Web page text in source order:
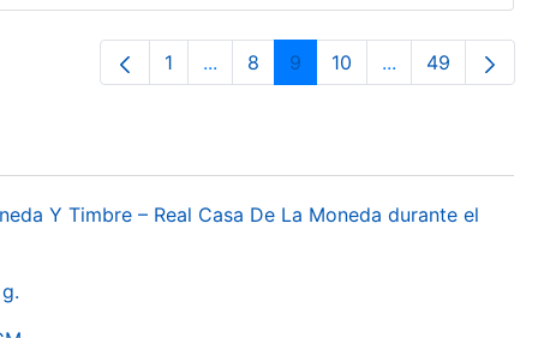
Orrialdea
1 ...Intermediate Pages Use TAB to
Orrialdea
8 Orrialdea
9 Orrialdea
10 ...Intermediate
Orrialdea
49
Y Timbre – Real Casa De La Moneda durante el